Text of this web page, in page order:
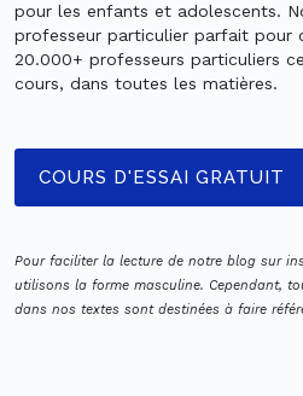
pour les enfants et adolescents.
professeur particulier parfait pour
20.000+ professeurs particuliers
cours, dans toutes les matières.
COURS D'ESSAI GRATUIT
Pour faciliter la lecture de notre blog sur
utilisons la forme masculine. Cependant,
dans nos textes sont destinées à faire